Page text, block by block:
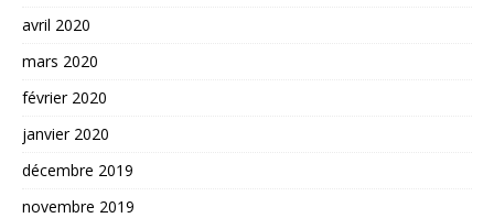
avril 2020
mars 2020
février 2020
janvier 2020
décembre 2019
novembre 2019